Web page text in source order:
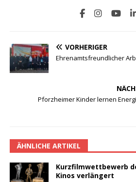
VORHERIGER
Ehrenamtsfreundlicher
Pforzheimer Kinder lernen
ÄHNLICHE ARTIKEL
Kurzfilmwettbewerb
Kinos verlängert